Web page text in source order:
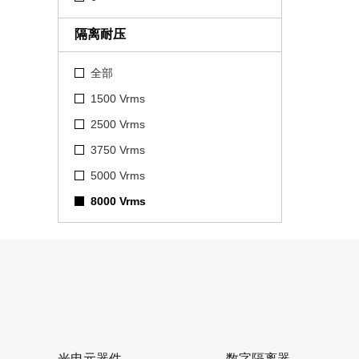
隔离耐压
全部
1500 Vrms
2500 Vrms
3750 Vrms
5000 Vrms
8000 Vrms